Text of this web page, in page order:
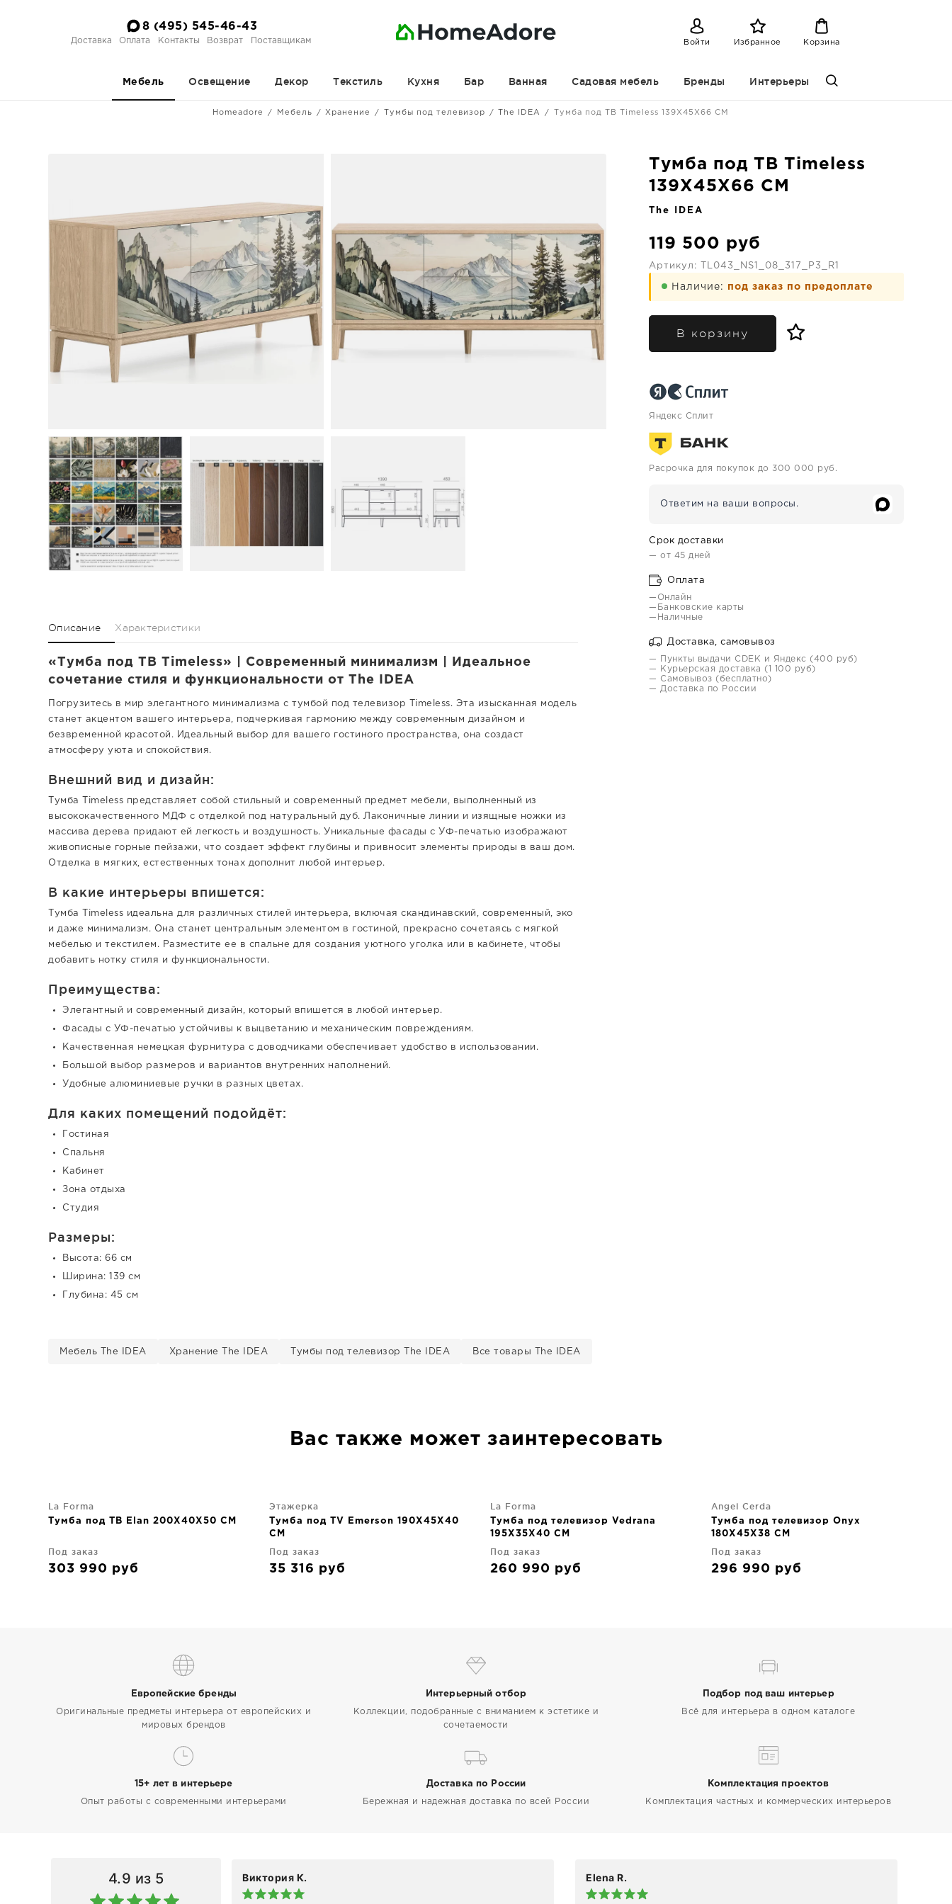
8 (495) 545-46-43
Доставка Оплата Контакты Возврат Поставщикам Войти Избранное Корзина
Мебель Освещение Декор Текстиль Кухня Бар Ванная Садовая мебель Бренды Интерьеры
Homeadore Мебель Хранение Тумбы под телевизор The IDEA Тумба под ТВ Timeless 139X45X66 CM
Тумба под ТВ Timeless
139X45X66 CM
The IDEA
119 500 руб
Артикул: TL043_NS1_08_317_P3_R1
Наличие: под заказ по предоплате
В корзину
Яндекс Сплит
Расрочка для покупок до 300 000 руб.
Ответим на ваши вопросы.
Срок доставки
— от 45 дней
Оплата
—Онлайн
—Банковские карты
—Наличные
Доставка, самовывоз
— Пункты выдачи CDEK и Яндекс (400 руб)
— Курьерская доставка (1 100 руб)
— Самовывоз (бесплатно)
— Доставка по России
Описание Характеристики
«Тумба под ТВ Timeless» | Современный минимализм | Идеальное
сочетание стиля и функциональности от The IDEA
Погрузитесь в мир элегантного минимализма с тумбой под телевизор Timeless. Эта изысканная модель
станет акцентом вашего интерьера, подчеркивая гармонию между современным дизайном и
безвременной красотой. Идеальный выбор для вашего гостиного пространства, она создаст
атмосферу уюта и спокойствия.
Внешний вид и дизайн:
Тумба Timeless представляет собой стильный и современный предмет мебели, выполненный из
высококачественного МДФ с отделкой под натуральный дуб. Лаконичные линии и изящные ножки из
массива дерева придают ей легкость и воздушность. Уникальные фасады с УФ-печатью изображают
живописные горные пейзажи, что создает эффект глубины и привносит элементы природы в ваш дом.
Отделка в мягких, естественных тонах дополнит любой интерьер.
В какие интерьеры впишется:
Тумба Timeless идеальна для различных стилей интерьера, включая скандинавский, современный, эко
и даже минимализм. Она станет центральным элементом в гостиной, прекрасно сочетаясь с мягкой
мебелью и текстилем. Разместите ее в спальне для создания уютного уголка или в кабинете, чтобы
добавить нотку стиля и функциональности.
Преимущества:
Элегантный и современный дизайн, который впишется в любой интерьер.
Фасады с УФ-печатью устойчивы к выцветанию и механическим повреждениям.
Качественная немецкая фурнитура с доводчиками обеспечивает удобство в использовании.
Большой выбор размеров и вариантов внутренних наполнений.
Удобные алюминиевые ручки в разных цветах.
Для каких помещений подойдёт:
Гостиная
Спальня
Кабинет
Зона отдыха
Студия
Размеры:
Высота: 66 см
Ширина: 139 см
Глубина: 45 см
Мебель The IDEA Хранение The IDEA Тумбы под телевизор The IDEA Все товары The IDEA
Вас также может заинтересовать
La Forma
Тумба под ТВ Elan 200X40X50 CM
Под заказ
303 990 руб
Этажерка
Тумба под TV Emerson 190X45X40
CM
Под заказ
35 316 руб
La Forma
Тумба под телевизор Vedrana
195X35X40 CM
Под заказ
260 990 руб
Angel Cerda
Тумба под телевизор Onyx
180X45X38 CM
Под заказ
296 990 руб
Европейские бренды
Оригинальные предметы интерьера от европейских и
мировых брендов
Интерьерный отбор
Коллекции, подобранные с вниманием к эстетике и
сочетаемости
Подбор под ваш интерьер
Всё для интерьера в одном каталоге
15+ лет в интерьере
Опыт работы с современными интерьерами
Доставка по России
Бережная и надежная доставка по всей России
Комплектация проектов
Комплектация частных и коммерческих интерьеров
4.9 из 5 Виктория К. Elena R.